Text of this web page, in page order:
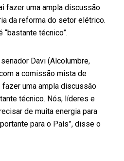
fazer uma ampla discussão
da reforma do setor elétrico.
técnico”.
Davi (Alcolumbre,
a comissão mista de
uma ampla discussão
técnico. Nós, líderes e
de muita energia para
para o País”, disse o